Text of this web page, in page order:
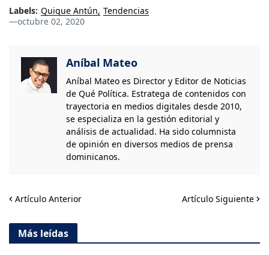
Labels: Quique Antún Tendencias
—octubre 02, 2020
Aníbal Mateo
Aníbal Mateo es Director y Editor de Noticias
de Qué Política. Estratega de contenidos con
trayectoria en medios digitales desde 2010,
se especializa en la gestión editorial y
análisis de actualidad. Ha sido columnista
de opinión en diversos medios de prensa
dominicanos.
Artículo Anterior Artículo Siguiente
Más leídas